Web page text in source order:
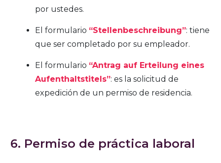
por ustedes.
El formulario “Stellenbeschreibung”: tiene
que ser completado por su empleador.
El formulario “Antrag auf Erteilung eines
Aufenthaltstitels”: es la solicitud de
expedición de un permiso de residencia.
6. Permiso de práctica laboral